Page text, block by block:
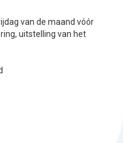
van de maand vóór
uitstelling van het